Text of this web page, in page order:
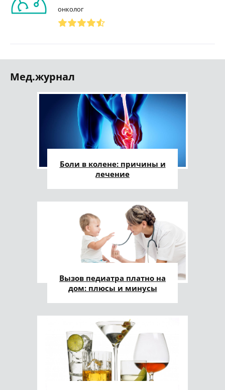
онколог
Мед.журнал
Боли в колене: причины и
лечение
Вызов педиатра платно на
дом: плюсы и минусы